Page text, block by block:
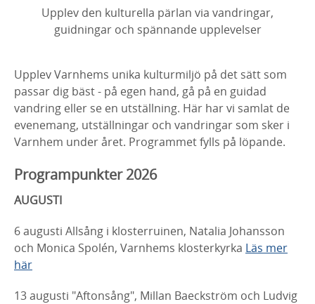
Upplev den kulturella pärlan via vandringar,
guidningar och spännande upplevelser
Upplev Varnhems unika kulturmiljö på det sätt som
passar dig bäst - på egen hand, gå på en guidad
vandring eller se en utställning. Här har vi samlat de
evenemang, utställningar och vandringar som sker i
Varnhem under året. Programmet fylls på löpande.
Programpunkter 2026
AUGUSTI
6 augusti Allsång i klosterruinen, Natalia Johansson
och Monica Spolén, Varnhems klosterkyrka Läs mer
här
13 augusti "Aftonsång", Millan Baeckström och Ludvig